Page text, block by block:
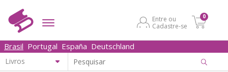
Entre ou
Cadastre-se
0
Brasil Portugal España Deutschland